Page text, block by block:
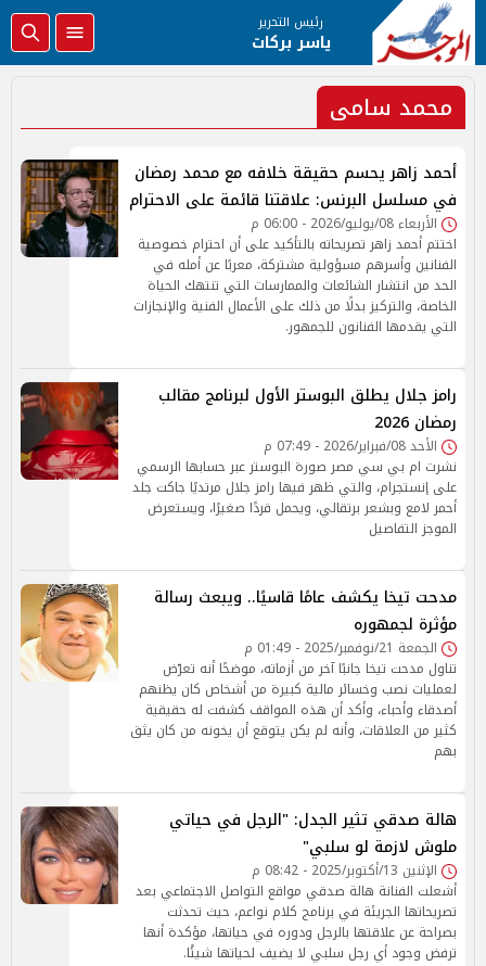
رئيس التحرير
ياسر بركات
محمد سامى
أحمد زاهر يحسم حقيقة خلافه مع محمد رمضان
في مسلسل البرنس: علاقتنا قائمة على الاحترام
الأربعاء 08/يوليو/2026 - 06:00 م
اختتم أحمد زاهر تصريحاته بالتأكيد على أن احترام خصوصية
الفنانين وأسرهم مسؤولية مشتركة، معربًا عن أمله في
الحد من انتشار الشائعات والممارسات التي تنتهك الحياة
الخاصة، والتركيز بدلًا من ذلك على الأعمال الفنية والإنجازات
التي يقدمها الفنانون للجمهور.
رامز جلال يطلق البوستر الأول لبرنامج مقالب
رمضان 2026
الأحد 08/فبراير/2026 - 07:49 م
نشرت ام بي سي مصر صورة البوستر عبر حسابها الرسمي
على إنستجرام، والتي ظهر فيها رامز جلال مرتديًا جاكت جلد
أحمر لامع وبشعر برتقالي، ويحمل قردًا صغيرًا، ويستعرض
الموجز التفاصيل
مدحت تيخا يكشف عامًا قاسيًا.. ويبعث رسالة
مؤثرة لجمهوره
الجمعة 21/نوفمبر/2025 - 01:49 م
تناول مدحت تيخا جانبًا آخر من أزماته، موضحًا أنه تعرّض
لعمليات نصب وخسائر مالية كبيرة من أشخاص كان يظنهم
أصدقاء وأحباء، وأكد أن هذه المواقف كشفت له حقيقية
كثير من العلاقات، وأنه لم يكن يتوقع أن يخونه من كان يثق
بهم
هالة صدقي تثير الجدل: "الرجل في حياتي
ملوش لازمة لو سلبي"
الإثنين 13/أكتوبر/2025 - 08:42 م
أشعلت الفنانة هالة صدقي مواقع التواصل الاجتماعي بعد
تصريحاتها الجريئة في برنامج كلام نواعم، حيث تحدثت
بصراحة عن علاقتها بالرجل ودوره في حياتها، مؤكدة أنها
ترفض وجود أي رجل سلبي لا يضيف لحياتها شيئًا.